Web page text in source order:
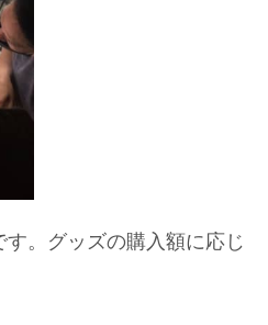
。グッズの購入額に応じ